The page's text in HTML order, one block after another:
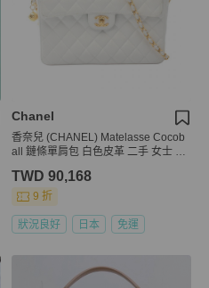
Chanel
香奈兒 (CHANEL) Matelasse Cocob
all 鏈條單肩包 白色皮革 二手 女士 G
TWD 90,168
9 折
狀況良好 日本 免運